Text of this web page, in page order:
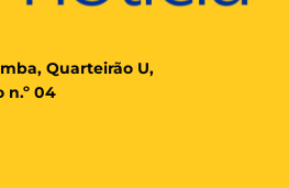
Quarteirão U,
n.º 04